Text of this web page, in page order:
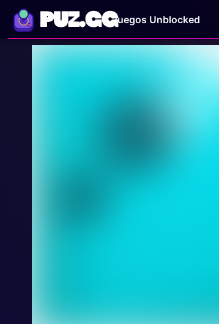
PUZ.GGJuegos Unblocked